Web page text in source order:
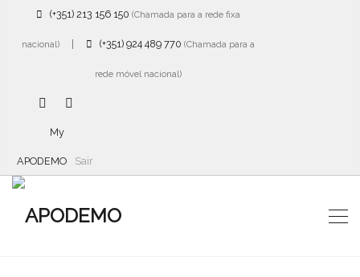
(+351) 213 156 150 (Chamada para a rede fixa
nacional)| (+351) 924 489 770 (Chamada para a
rede móvel nacional)
My
APODEMO Sair